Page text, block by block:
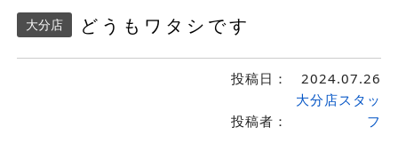
大分店 どうもワタシです
投稿日： 2024.07.26
投稿者：
大分店スタッ
フ